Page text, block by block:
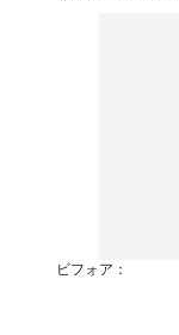
ビフォア：